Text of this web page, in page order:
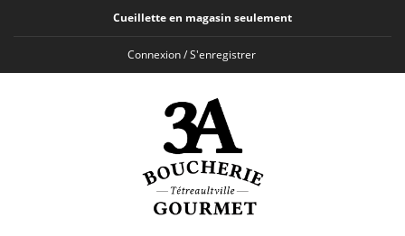
Cueillette en magasin seulement
Connexion / S'enregistrer